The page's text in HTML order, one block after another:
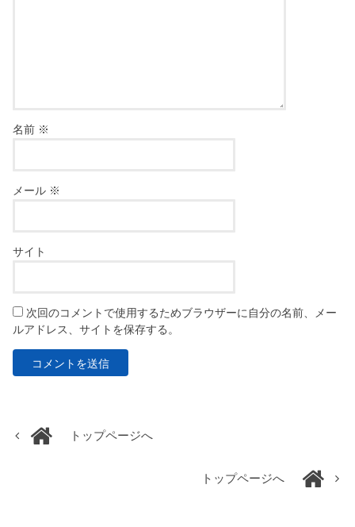
名前 ※
メール ※
サイト
次回のコメントで使用するためブラウザーに自分の名前、メー
ルアドレス、サイトを保存する。
トップページへ
トップページへ